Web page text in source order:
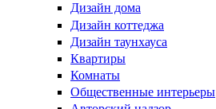
Дизайн дома
Дизайн коттеджа
Дизайн таунхауса
Квартиры
Комнаты
Общественные интерьеры